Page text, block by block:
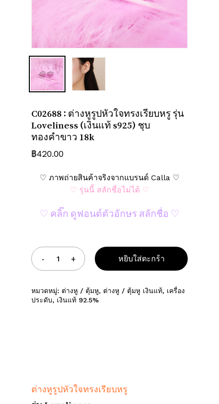
C02688 : ต่างหูรูปหัวใจทรงเรียบหรู รุ่น
Loveliness (เงินแท้ s925) ชุบ
ทองคำขาว 18k
฿420.00
♡ ภาพถ่ายสินค้าจริงจากแบรนด์ Calla ♡
♡ รุ่นนี้ สลักชื่อไม่ได้ ♡
♡ คลิ๊ก ดูฟอนต์ตัวอักษร สลักชื่อ ♡
หยิบใส่ตะกร้า
หมวดหมู่: ต่างหู / ตุ้มหู, ต่างหู / ตุ้มหู เงินแท้, เครื่อง
ประดับ, เงินแท้ 92.5%
ต่างหูรูปหัวใจทรงเรียบหรู
ชื่อ*
อีเมล*
บันทึกชื่อ, อีเมล และชื่อเว็บไซต์ของฉัน